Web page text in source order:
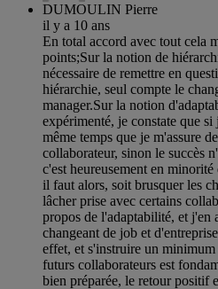
DUMOULIN Pierre
il y a 10 ans
En total accord avec tout cela
points;Sur la notion de
nécessaire de remettre en
hiérarchie, seul compte le
manager.Sur la notion
expérimenté, je constate que
même temps que je m'assure
collaborateur, sinon le succès
c'est heureusement en
il faut alors, soit brusquer les
lâcher prise avec certains
propos de l'adaptabilité, et j'en
changeant de job et
effet, et s'instruire un
futurs collaborateurs est
bien préparée, le retour positif